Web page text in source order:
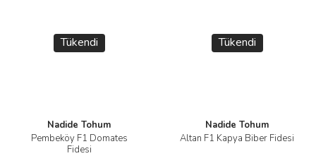
Tükendi
Nadide Tohum
Pembeköy F1 Domates
Fidesi
Tükendi
Nadide Tohum
Altan F1 Kapya Biber Fidesi